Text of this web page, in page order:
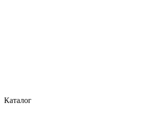
Каталог